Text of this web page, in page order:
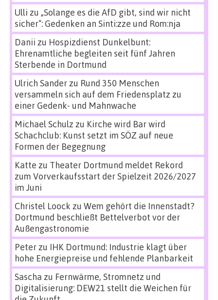
Ulli zu „Solange es die AfD gibt, sind wir nicht
sicher“: Gedenken an Sinti:zze und Rom:nja
Danii zu Hospizdienst Dunkelbunt:
Ehrenamtliche begleiten seit fünf Jahren
Sterbende in Dortmund
Ulrich Sanderzu Rund 350 Menschen
versammeln sich auf dem Friedensplatz zu
einer Gedenk- und Mahnwache
Michael Schulz zu Kirche wird Bar wird
Schachclub: Kunst setzt im SÖZ auf neue
Formen der Begegnung
Katte zu Theater Dortmund meldet Rekord
zum Vorverkaufsstart der Spielzeit 2026/2027
im Juni
Christel Loock zu Wem gehört die Innenstadt?
Dortmund beschließt Bettelverbot vor der
Außengastronomie
Peterzu IHK Dortmund: Industrie klagt über
hohe Energiepreise und fehlende Planbarkeit
Sascha zu Fernwärme, Stromnetz und
Digitalisierung: DEW21 stellt die Weichen für